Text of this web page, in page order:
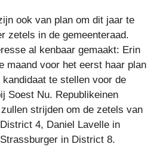
ook van plan om dit jaar te
zetels in de gemeenteraad.
al kenbaar gemaakt: Erin
maand voor het eerst haar plan
te stellen voor de
Soest Nu. Republikeinen
strijden om de zetels van
4, Daniel Lavelle in
in District 8.